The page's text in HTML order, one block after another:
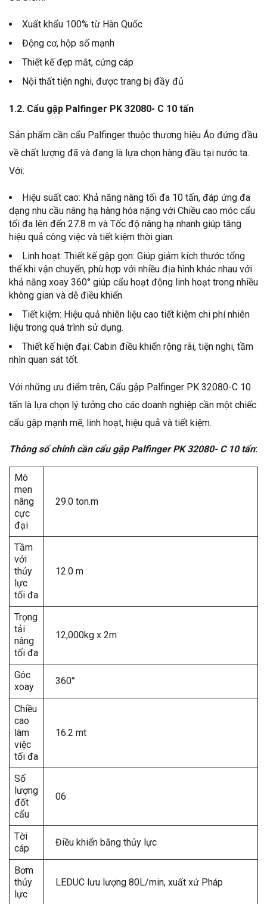
Xuất khẩu 100% từ Hàn Quốc
Động cơ, hộp số mạnh
Thiết kế đẹp mắt, cứng cáp
Nội thất tiện nghi, được trang bị đầy đủ
1.2. Cẩu gập Palfinger PK 32080- C 10 tấn
Sản phẩm cần cẩu Palfinger thuộc thương hiệu Áo đứng đầu
về chất lượng đã và đang là lựa chọn hàng đầu tại nước ta.
Với:
Hiệu suất cao: Khả năng nâng tối đa 10 tấn, đáp ứng đa
dạng nhu cầu nâng hạ hàng hóa nặng với Chiều cao móc cẩu
tối đa lên đến 27.8 m và Tốc độ nâng hạ nhanh giúp tăng
hiệu quả công việc và tiết kiệm thời gian.
Linh hoạt: Thiết kế gập gọn: Giúp giảm kích thước tổng
thể khi vận chuyển, phù hợp với nhiều địa hình khác nhau với
khả năng xoay 360° giúp cẩu hoạt động linh hoạt trong nhiều
không gian và dễ điều khiển.
Tiết kiệm: Hiệu quả nhiên liệu cao tiết kiệm chi phí nhiên
liệu trong quá trình sử dụng.
Thiết kế hiện đại: Cabin điều khiển rộng rãi, tiện nghi, tầm
nhìn quan sát tốt.
Với những ưu điểm trên, Cẩu gập Palfinger PK 32080-C 10
tấn là lựa chọn lý tưởng cho các doanh nghiệp cần một chiếc
cẩu gập mạnh mẽ, linh hoạt, hiệu quả và tiết kiệm.
Thông số chính cần cẩu gập Palfinger PK 32080- C 10 tấn:
Mô
men
nâng
cực
đại
29.0 ton.m
Tầm
với
thủy
lực
tối đa
12.0 m
Trọng
tải
nâng
tối đa
12,000kg x 2m
Góc
xoay
360°
Chiều
cao
làm
việc
tối đa
16.2 mt
Số
lượng
đốt
cẩu
06
Tời
cáp
Điều khiển bằng thủy lực
Bơm
thủy
lực
LEDUC lưu lượng 80L/min, xuất xứ Pháp